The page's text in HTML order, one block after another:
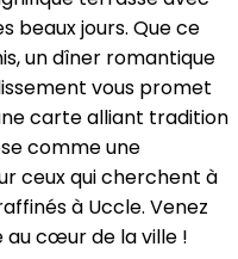
beaux jours. Que ce
un dîner romantique
vous promet
carte alliant tradition
comme une
ceux qui cherchent à
à Uccle. Venez
au cœur de la ville !